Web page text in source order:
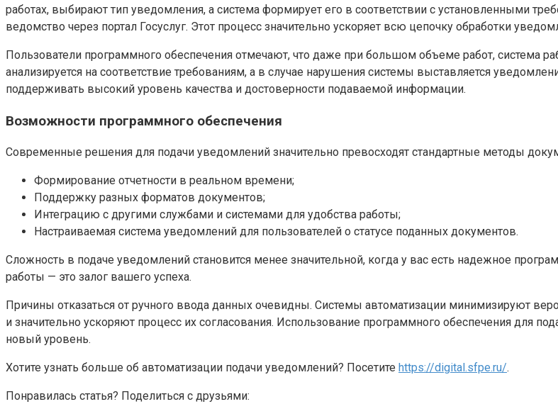
работах, выбирают тип уведомления, а система формирует его в соответствии с установленными
ведомство через портал Госуслуг. Этот процесс значительно ускоряет всю цепочку обработки
Пользователи программного обеспечения отмечают, что даже при большом объеме работ, система
анализируется на соответствие требованиям, а в случае нарушения системы выставляется
поддерживать высокий уровень качества и достоверности подаваемой информации.
Возможности программного обеспечения
Современные решения для подачи уведомлений значительно превосходят стандартные методы
Формирование отчетности в реальном времени;
Поддержку разных форматов документов;
Интеграцию с другими службами и системами для удобства работы;
Настраиваемая система уведомлений для пользователей о статусе поданных документов.
Сложность в подаче уведомлений становится менее значительной, когда у вас есть надежное
работы — это залог вашего успеха.
Причины отказаться от ручного ввода данных очевидны. Системы автоматизации минимизируют
и значительно ускоряют процесс их согласования. Использование программного обеспечения для
новый уровень.
Хотите узнать больше об автоматизации подачи уведомлений? Посетите https://digital.sfpe.ru/.
Понравилась статья? Поделиться с друзьями: